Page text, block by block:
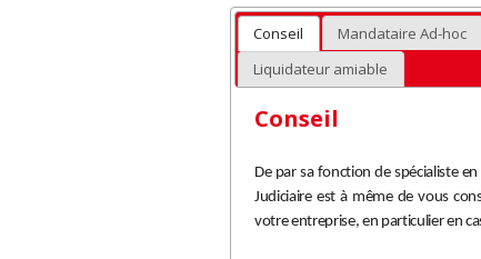
Conseil Mandataire Ad-hoc
Liquidateur amiable
Conseil
De par sa fonction de spécialiste
Judiciaire est à même de vous
votre entreprise, en particulier en